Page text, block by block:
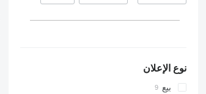
نوع الإعلان
بيع